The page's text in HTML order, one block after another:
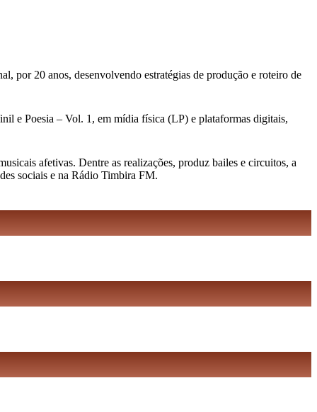
por 20 anos, desenvolvendo estratégias de produção e roteiro de
e Poesia – Vol. 1, em mídia física (LP) e plataformas digitais,
afetivas. Dentre as realizações, produz bailes e circuitos, a
sociais e na Rádio Timbira FM.